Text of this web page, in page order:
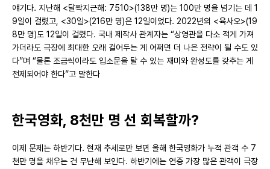
얘기다. 지난해 <달짝지근해: 7510>(138만 명)는 100만 명을 넘기는 데 1
9일이 걸렸고, <30일>(216만 명)은 12일이었다. 2022년의 <육사오>(19
8만 명)도 12일이 걸렸다. 국내 제작사 관계자는 “상영관을 다소 적게 가져
가더라도 극장에 최대한 오래 걸어두는 게 어쩌면 더 나은 전략이 될 수도 있
다”며 “물론 조금씩이라도 입소문을 탈 수 있는 재미와 완성도를 갖추는 게
전제되어야 한다”고 말한다
한국영화, 8천만 명 선 회복할까?
이제 문제는 하반기다. 현재 추세로만 보면 올해 한국영화가 누적 관객 수 7
천만 명을 채우는 건 무난해 보인다. 하반기에는 연중 가장 많은 관객이 극장